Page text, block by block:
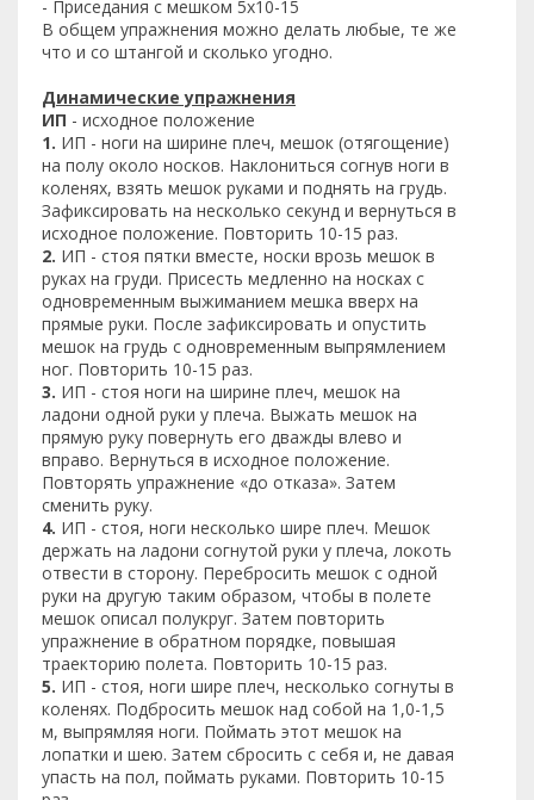
- Приседания с мешком 5х10-15
В общем упражнения можно делать любые, те же
что и со штангой и сколько угодно.
Динамические упражнения
ИП - исходное положение
1. ИП - ноги на ширине плеч, мешок (отягощение)
на полу около носков. Наклониться согнув ноги в
коленях, взять мешок руками и поднять на грудь.
Зафиксировать на несколько секунд и вернуться в
исходное положение. Повторить 10-15 раз.
2. ИП - стоя пятки вместе, носки врозь мешок в
руках на груди. Присесть медленно на носках с
одновременным выжиманием мешка вверх на
прямые руки. После зафиксировать и опустить
мешок на грудь с одновременным выпрямлением
ног. Повторить 10-15 раз.
3. ИП - стоя ноги на ширине плеч, мешок на
ладони одной руки у плеча. Выжать мешок на
прямую руку повернуть его дважды влево и
вправо. Вернуться в исходное положение.
Повторять упражнение «до отказа». Затем
сменить руку.
4. ИП - стоя, ноги несколько шире плеч. Мешок
держать на ладони согнутой руки у плеча, локоть
отвести в сторону. Перебросить мешок с одной
руки на другую таким образом, чтобы в полете
мешок описал полукруг. Затем повторить
упражнение в обратном порядке, повышая
траекторию полета. Повторить 10-15 раз.
5. ИП - стоя, ноги шире плеч, несколько согнуты в
коленях. Подбросить мешок над собой на 1,0-1,5
м, выпрямляя ноги. Поймать этот мешок на
лопатки и шею. Затем сбросить с себя и, не давая
упасть на пол, поймать руками. Повторить 10-15